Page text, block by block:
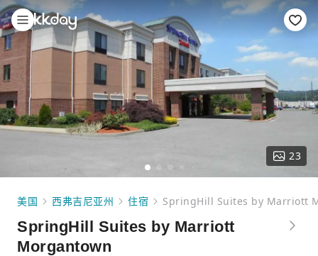
23
美国 西弗吉尼亚州 住宿 SpringHill Suites by Marriott
SpringHill Suites by Marriott
Morgantown